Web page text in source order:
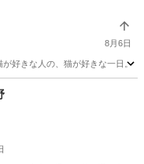
8月6日
好きな人の、猫が好きな一日。